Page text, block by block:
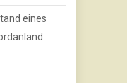
eines